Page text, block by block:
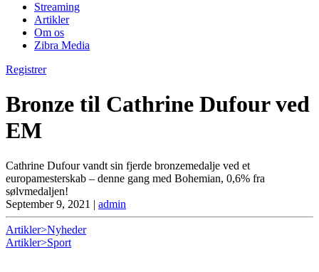
Streaming
Artikler
Om os
Zibra Media
Registrer
Bronze til Cathrine Dufour ved
EM
Cathrine Dufour vandt sin fjerde bronzemedalje ved et
europamesterskab – denne gang med Bohemian, 0,6% fra
sølvmedaljen!
September 9, 2021 | admin
Artikler>Nyheder
Artikler>Sport